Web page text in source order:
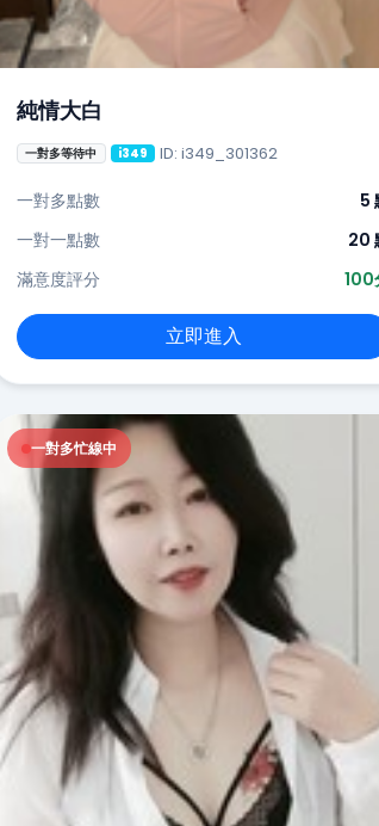
純情大白
一對多等待中 i349 ID: i349_301362
一對多點數
5
一對一點數
20
滿意度評分
100
立即進入
一對多忙線中